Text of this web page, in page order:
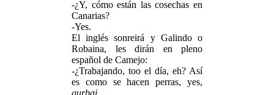
-¿Y, cómo están las cosechas en
Canarias?
-Yes.
El inglés sonreirá y Galindo o
Robaina, les dirán en pleno
español de Camejo:
-¿Trabajando, too el día, eh? Así
es como se hacen perras, yes,
gurbai...